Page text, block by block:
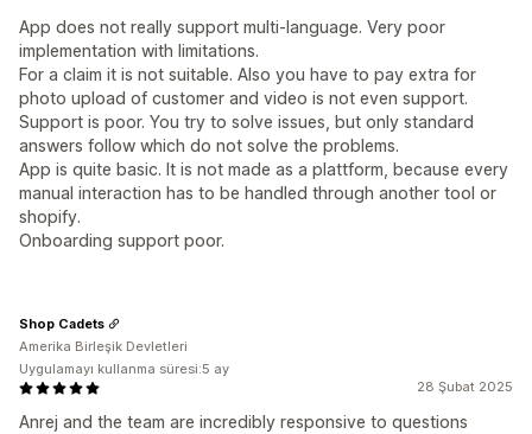
App does not really support multi-language. Very poor
implementation with limitations.
For a claim it is not suitable. Also you have to pay extra for
photo upload of customer and video is not even support.
Support is poor. You try to solve issues, but only standard
answers follow which do not solve the problems.
App is quite basic. It is not made as a plattform, because every
manual interaction has to be handled through another tool or
shopify.
Onboarding support poor.
28 Şubat 2025
Anrej and the team are incredibly responsive to questions
Shop Cadets
Amerika Birleşik Devletleri
Uygulamayı kullanma süresi:5 ay